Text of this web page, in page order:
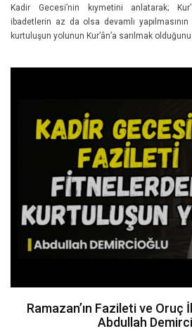
Kadir Gecesi’nin kıymetini anlatarak;
ibadetlerin az da olsa devamlı
kurtuluşun yolunun Kur’ân’a sarılmak
Ramazan’ın Fazileti ve Oruç
Abdullah